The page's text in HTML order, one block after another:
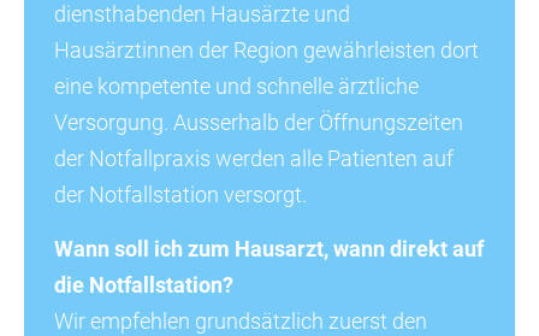
diensthabenden Hausärzte und
Hausärztinnen der Region gewährleisten dort
eine kompetente und schnelle ärztliche
Versorgung. Ausserhalb der Öffnungszeiten
der Notfallpraxis werden alle Patienten auf
der Notfallstation versorgt.
Wann soll ich zum Hausarzt, wann direkt auf
die Notfallstation?
Wir empfehlen grundsätzlich zuerst den